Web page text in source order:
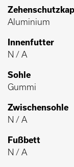
Aluminium
Innenfutter
N / A
Sohle
Gummi
Zwischensohle
N / A
Fußbett
N / A